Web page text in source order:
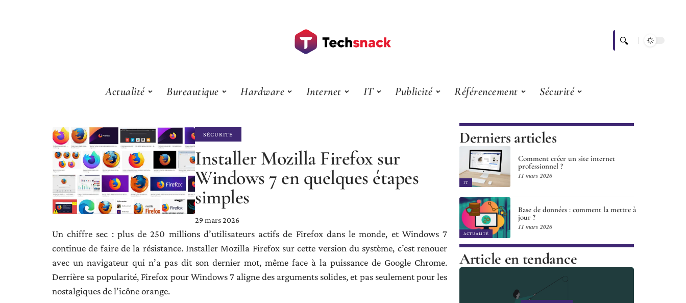
Actualité Bureautique Hardware Internet IT Publicité Référencement Sécurité
SÉCURITÉ
Installer Mozilla Firefox sur
Windows 7 en quelques étapes
simples
29 mars 2026
Un chiffre sec : plus de 250 millions d’utilisateurs actifs de Firefox dans le monde, et Windows 7
continue de faire de la résistance. Installer Mozilla Firefox sur cette version du système, c’est renouer
avec un navigateur qui n’a pas dit son dernier mot, même face à la puissance de Google Chrome.
Derrière sa popularité, Firefox pour Windows 7 aligne des arguments solides, et pas seulement pour les
nostalgiques de l’icône orange.
Derniers articles
IT
Comment créer un site internet
professionnel ?
11 mars 2026
ACTUALITÉ
Base de données : comment la mettre à
jour ?
11 mars 2026
Article en tendance